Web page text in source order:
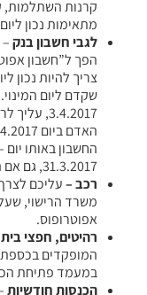
קרנות השתלמות,
מתאימות נכון
לגבי חשבון בנק
הפך ל”חשבון
צריך להיות נכון
שקדם ליום
3.4.2017,
החשבון באותו
31.3.2017, גם אם הפרטה מוגשת ביום 5.5.2017).
רכב –עליכם
משרד הרישוי,
אפוטרופוס.
רהיטים, חפצי
המופקדים
במעמד פתיחת
הכנסות חודשיות